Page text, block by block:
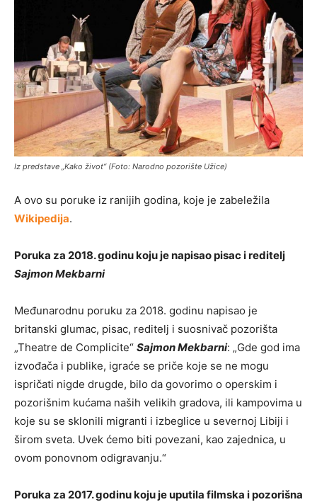
Iz predstave „Kako život“ (Foto: Narodno pozorište Užice)
A ovo su poruke iz ranijih godina, koje je zabeležila
Wikipedija.
Poruka za 2018. godinu koju je napisao pisac i reditelj
Sajmon Mekbarni
Međunarodnu poruku za 2018. godinu napisao je
britanski glumac, pisac, reditelj i suosnivač pozorišta
„Theatre de Complicite“ Sajmon Mekbarni: „Gde god ima
izvođača i publike, igraće se priče koje se ne mogu
ispričati nigde drugde, bilo da govorimo o operskim i
pozorišnim kućama naših velikih gradova, ili kampovima u
koje su se sklonili migranti i izbeglice u severnoj Libiji i
širom sveta. Uvek ćemo biti povezani, kao zajednica, u
ovom ponovnom odigravanju.“
Poruka za 2017. godinu koju je uputila filmska i pozorišna